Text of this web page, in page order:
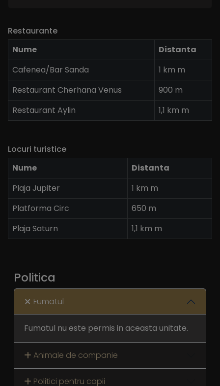
Restaurante
Nume
Distanta
Cafenea/Bar Sanda
1 km m
Restaurant Cherhana Venus
900 m
Restaurant Aylin
1,1 km m
Locuri turistice
Nume
Distanta
Plaja Jupiter
1 km m
Platforma Circ
650 m
Plaja Saturn
1,1 km m
Politica
Fumatul
Fumatul nu este permis in aceasta unitate.
Animale de companie
Politici pentru copii